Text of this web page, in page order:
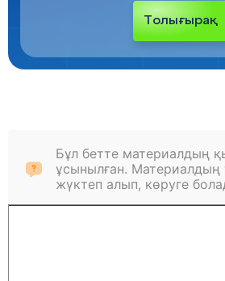
Толығырақ
Бұл бетте материалдың
ұсынылған. Материалдың
жүктеп алып, көруге